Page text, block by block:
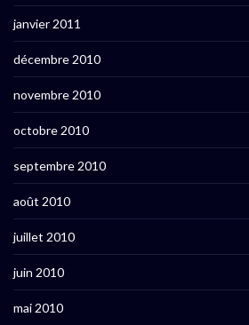
janvier 2011
décembre 2010
novembre 2010
octobre 2010
septembre 2010
août 2010
juillet 2010
juin 2010
mai 2010